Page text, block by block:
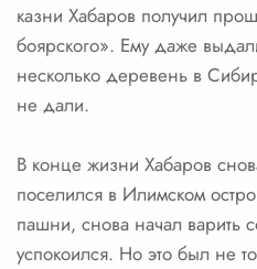
казни Хабаров получил
боярского». Ему даже
несколько деревень в
не дали.
В конце жизни Хабаров
поселился в Илимском
пашни, снова начал варить
успокоился. Но это был не